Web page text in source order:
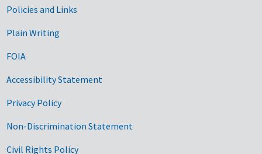
Government Links
Policies and Links
Plain Writing
FOIA
Accessibility Statement
Privacy Policy
Non-Discrimination Statement
Civil Rights Policy